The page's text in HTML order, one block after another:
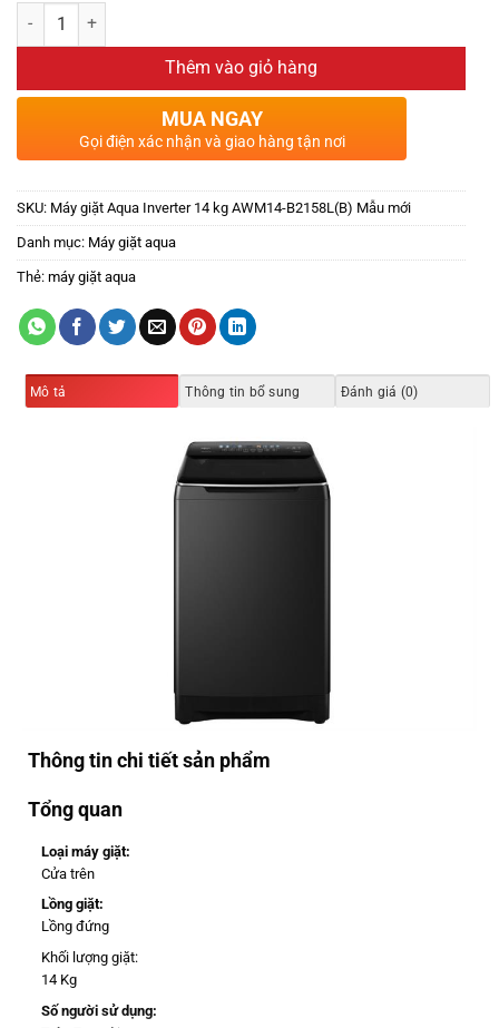
Thêm vào giỏ hàng
MUA NGAY
Gọi điện xác nhận và giao hàng tận nơi
SKU: Máy giặt Aqua Inverter 14 kg AWM14-B2158L(B) Mẫu mới
Danh mục: Máy giặt aqua
Thẻ: máy giặt aqua
Mô tả Thông tin bổ sung Đánh giá (0)
Thông tin chi tiết sản phẩm
Tổng quan
Loại máy giặt:
Cửa trên
Lồng giặt:
Lồng đứng
Khối lượng giặt:
14 Kg
Số người sử dụng: